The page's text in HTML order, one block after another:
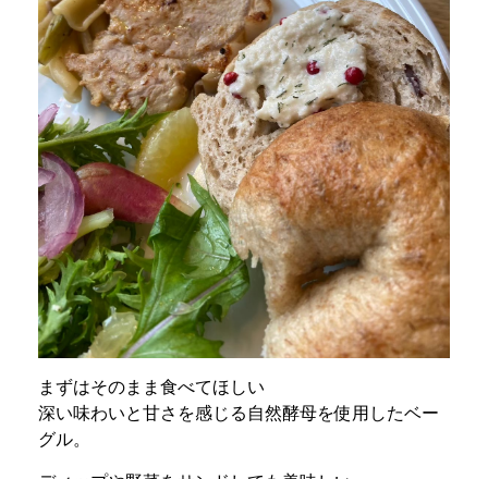
まずはそのまま食べてほしい
深い味わいと甘さを感じる自然酵母を使用したベー
グル。